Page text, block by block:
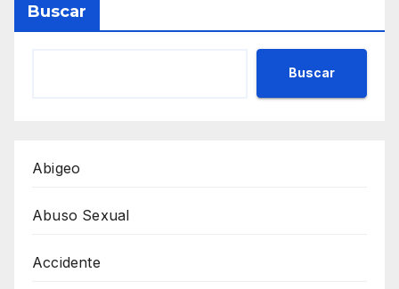
Buscar
Buscar
Abigeo
Abuso Sexual
Accidente